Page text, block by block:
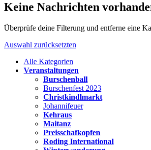
Keine Nachrichten
Überprüfe deine Filterung und entferne eine
Auswahl zurücksetzten
Alle Kategorien
Veranstaltungen
Burschenball
Burschenfest 2023
Christkindlmarkt
Johannifeuer
Kehraus
Maitanz
Preisschafkopfen
Roding International